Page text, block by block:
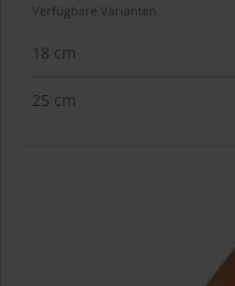
Verfügbare Varianten
18 cm
25 cm